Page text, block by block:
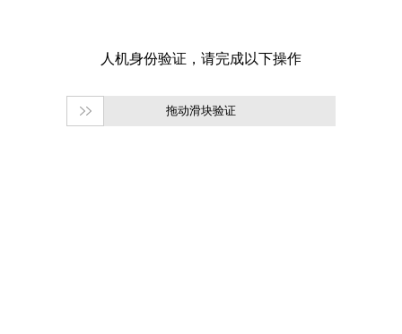
拖动滑块验证